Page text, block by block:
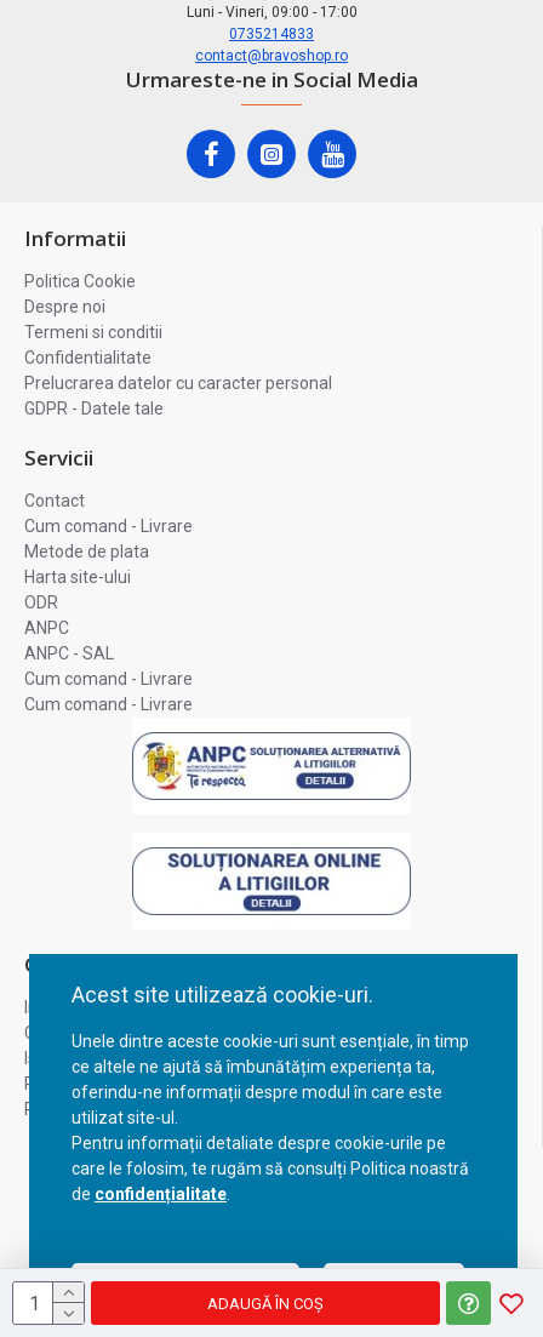
Acest site utilizează cookie-uri.
Unele dintre aceste cookie-uri sunt esențiale, în timp
ce altele ne ajută să îmbunătățim experiența ta,
oferindu-ne informații despre modul în care este
utilizat site-ul.
Pentru informații detaliate despre cookie-urile pe
care le folosim, te rugăm să consulți Politica noastră
de confidențialitate
Acceptă setările curente Configurează
ADAUGĂ ÎN COŞ
Luni - Vineri, 09:00 - 17:00
0735214833
contact@bravoshop.ro
Urmareste-ne in Social Media
Informatii
Politica Cookie
Despre noi
Termeni si conditii
Confidentialitate
Prelucrarea datelor cu caracter personal
GDPR - Datele tale
Servicii
Contact
Cum comand - Livrare
Metode de plata
Harta site-ului
ODR
ANPC
ANPC - SAL
Cum comand - Livrare
Cum comand - Livrare
Contul Meu
Inregistrare
Contul meu
Istoric comenzi
Recuperare parola
Returnare produs
Copyright © 2023, BravoShop, toate drepturile rezervate!